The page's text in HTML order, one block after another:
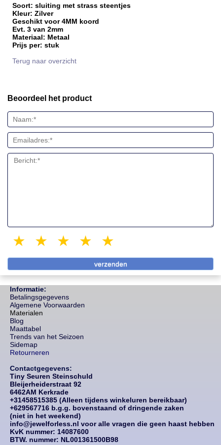
Soort: sluiting met strass steentjes
Kleur: Zilver
Geschikt voor 4MM koord
Evt. 3 van 2mm
Materiaal: Metaal
Prijs per: stuk
Terug naar overzicht
Beoordeel het product
4 stars
3 stars
2 stars
1 star
Informatie:
Betalingsgegevens
Algemene Voorwaarden
Materialen
Blog
Maattabel
Trends van het Seizoen
Sidemap
Retourneren
Contactgegevens:
Tiny Seuren Steinschuld
Bleijerheiderstraat 92
6462AM Kerkrade
+31458515385 (Alleen tijdens winkeluren bereikbaar)
+629567716 b.g.g. bovenstaand of dringende zaken
(niet in het weekend)
info@jewelforless.nl voor alle vragen die geen haast hebben
KvK nummer: 14087600
BTW. nummer: NL001361500B98